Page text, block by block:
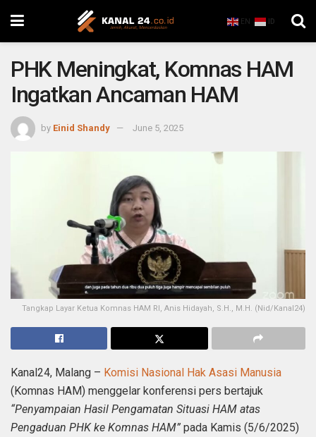
EN ID
PHK Meningkat, Komnas HAM
Ingatkan Ancaman HAM
by Einid Shandy June 5, 2025
Tangkap Layar Ketua Komnas HAM RI, Anis Hidayah, S.H., M.H. (Nid/Kanal24)
Kanal24, Malang – Komisi Nasional Hak Asasi Manusia
(Komnas HAM) menggelar konferensi pers bertajuk
“Penyampaian Hasil Pengamatan Situasi HAM atas
Pengaduan PHK ke Komnas HAM” pada Kamis (5/6/2025)